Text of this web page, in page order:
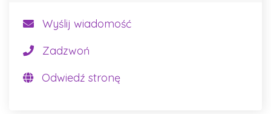
Wyślij wiadomość
Zadzwoń
Odwiedź stronę